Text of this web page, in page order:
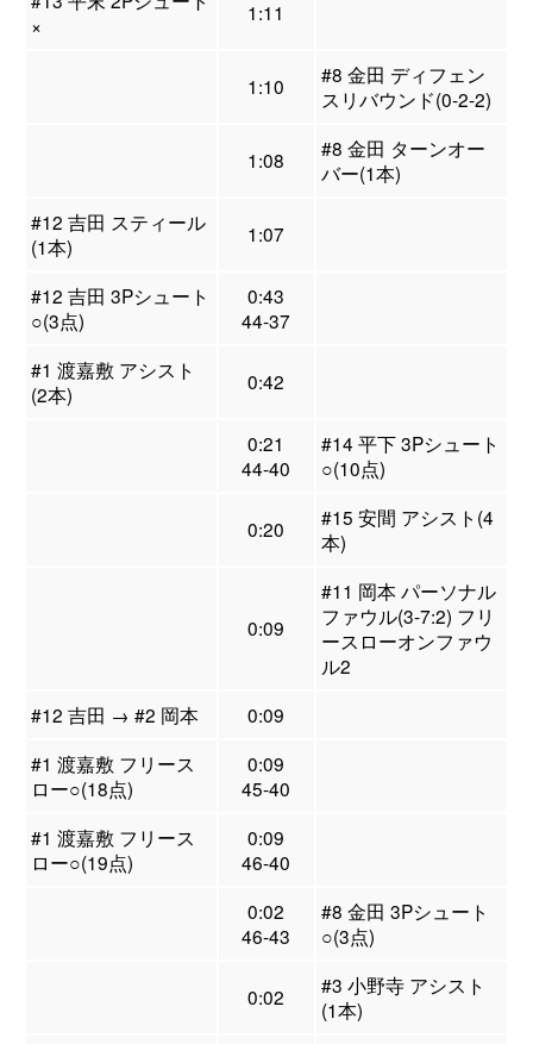
×
1:11
1:10
#8 金田 ディフェン
スリバウンド(0-2-2)
1:08
#8 金田 ターンオー
バー(1本)
#12 吉田 スティール
(1本)
1:07
#12 吉田 3Pシュート
○(3点)
0:43
44-37
#1 渡嘉敷 アシスト
(2本)
0:42
0:21
44-40
#14 平下 3Pシュート
○(10点)
0:20
#15 安間 アシスト(4
本)
0:09
#11 岡本 パーソナル
ファウル(3-7:2) フリ
ースローオンファウ
ル2
#12 吉田 → #2 岡本
0:09
#1 渡嘉敷 フリース
ロー○(18点)
0:09
45-40
#1 渡嘉敷 フリース
ロー○(19点)
0:09
46-40
0:02
46-43
#8 金田 3Pシュート
○(3点)
0:02
#3 小野寺 アシスト
(1本)